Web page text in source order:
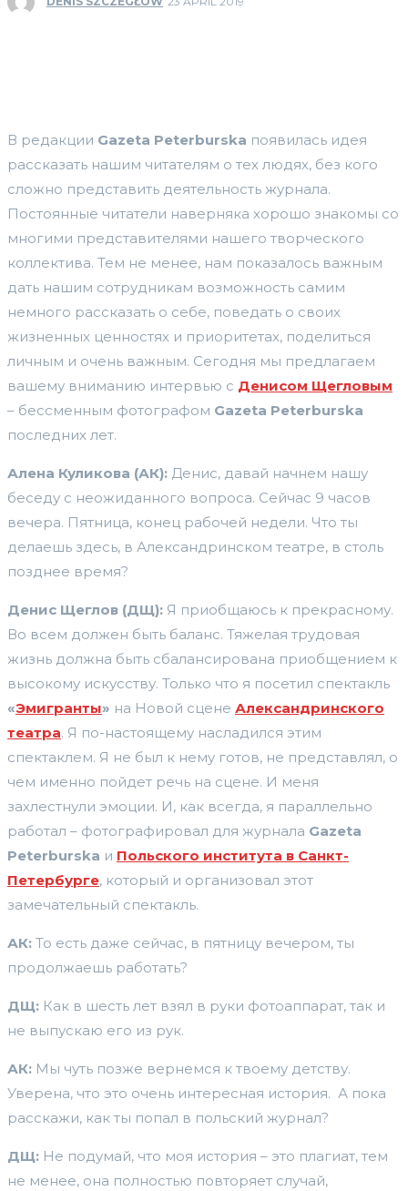
В редакции Gazeta Peterburska появилась идея
рассказать нашим читателям о тех людях, без кого
сложно представить деятельность журнала.
Постоянные читатели наверняка хорошо знакомы со
многими представителями нашего творческого
коллектива. Тем не менее, нам показалось важным
дать нашим сотрудникам возможность самим
немного рассказать о себе, поведать о своих
жизненных ценностях и приоритетах, поделиться
личным и очень важным. Сегодня мы предлагаем
вашему вниманию интервью с Денисом Щегловым
– бессменным фотографом Gazeta Peterburska
последних лет.
Алена Куликова (АК): Денис, давай начнем нашу
беседу с неожиданного вопроса. Сейчас 9 часов
вечера. Пятница, конец рабочей недели. Что ты
делаешь здесь, в Александринском театре, в столь
позднее время?
Денис Щеглов (ДЩ): Я приобщаюсь к прекрасному.
Во всем должен быть баланс. Тяжелая трудовая
жизнь должна быть сбалансирована приобщением к
высокому искусству. Только что я посетил спектакль
«Эмигранты» на Новой сцене Александринского
театра. Я по-настоящему насладился этим
спектаклем. Я не был к нему готов, не представлял, о
чем именно пойдет речь на сцене. И меня
захлестнули эмоции. И, как всегда, я параллельно
работал – фотографировал для журнала Gazeta
Peterburska и Польского института в Санкт-
Петербурге, который и организовал этот
замечательный спектакль.
АК: То есть даже сейчас, в пятницу вечером, ты
продолжаешь работать?
ДЩ: Как в шесть лет взял в руки фотоаппарат, так и
не выпускаю его из рук.
АК: Мы чуть позже вернемся к твоему детству.
Уверена, что это очень интересная история. А пока
расскажи, как ты попал в польский журнал?
ДЩ: Не подумай, что моя история – это плагиат, тем
не менее, она полностью повторяет случай,